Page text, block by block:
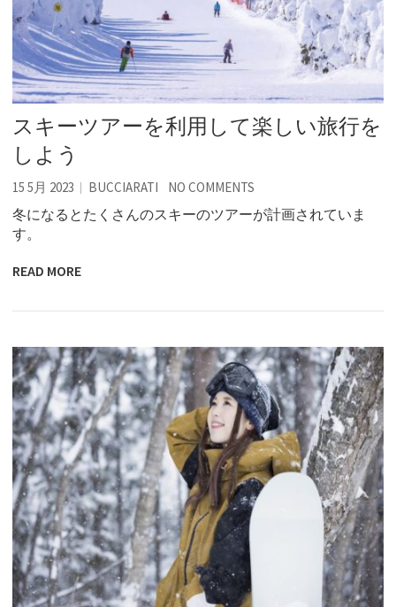
スキーツアーを利用して楽しい旅行を
しよう
15 5月 2023 BUCCIARATI NO COMMENTS
冬になるとたくさんのスキーのツアーが計画されていま
す。
READ MORE